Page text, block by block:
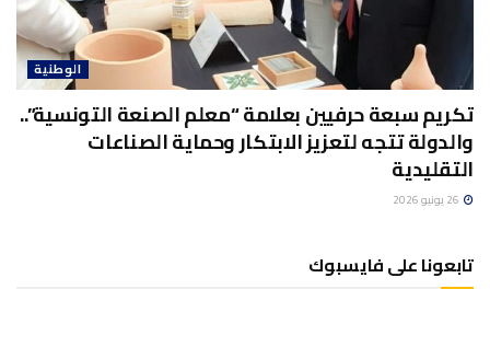
الوطنية
تكريم سبعة حرفيين بعلامة “معلم الصنعة التونسية”..
والدولة تتجه لتعزيز الابتكار وحماية الصناعات
التقليدية
تابعونا على فايسبوك